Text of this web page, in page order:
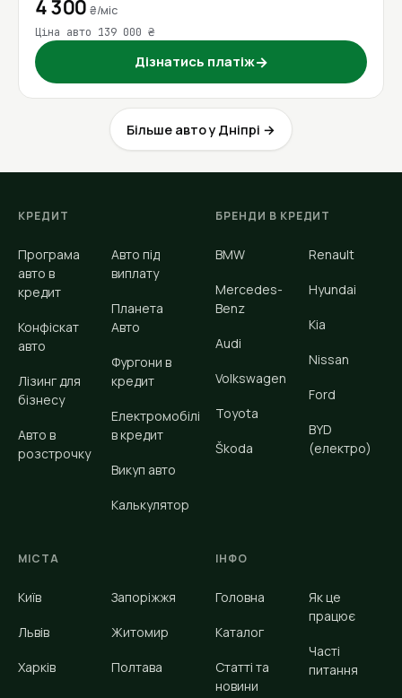
4 300₴/міс
Ціна авто 139 000 ₴
Дізнатись платіж→
Більше авто у Дніпрі →
КРЕДИТ
Програма
авто в
кредит
Конфіскат
авто
Лізинг для
бізнесу
Авто в
розстрочку
Авто під
виплату
Планета
Авто
Фургони в
кредит
Електромобілі
в кредит
Викуп авто
Калькулятор
БРЕНДИ В КРЕДИТ
BMW
Mercedes-
Benz
Audi
Volkswagen
Toyota
Škoda
Renault
Hyundai
Kia
Nissan
Ford
BYD
(електро)
МІСТА
Київ
Львів
Харків
Запоріжжя
Житомир
Полтава
ІНФО
Головна
Каталог
Статті та
новини
Як це
працює
Часті
питання